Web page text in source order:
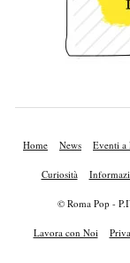
Home News Eventi a
Curiosità
© Roma Pop -
Lavora con Noi